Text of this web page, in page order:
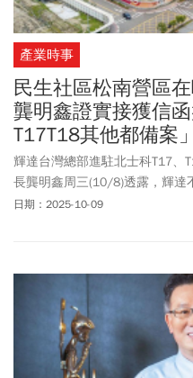
產業時事
民生社區松南營區
龔明鑫證實接獲信
T17T18其他都備案」
輝達台灣總部進駐北士科T17、
長龔明鑫周三(10/8)透露，輝達
於10/7接到輝達所委託代表的
層面提供協助，中央會盡全力
生社區松南營區是否也在評估
項之一。龔明鑫透露，輝達表
也會盡力幫忙，因輝達對選址
時間，經濟部會盡快盤點給輝
日期：2025-10-09